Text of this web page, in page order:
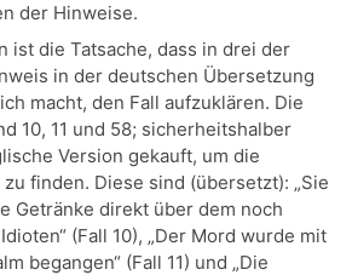
der Hinweise.
ist die Tatsache, dass in drei der
in der deutschen Übersetzung
macht, den Fall aufzuklären. Die
10, 11 und 58; sicherheitshalber
Version gekauft, um die
finden. Diese sind (übersetzt): „Sie
Getränke direkt über dem noch
(Fall 10), „Der Mord wurde mit
begangen“ (Fall 11) und „Die